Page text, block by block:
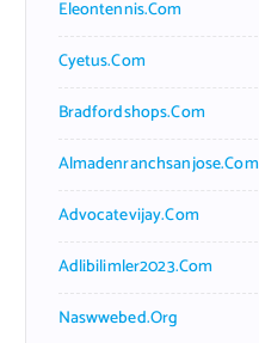
Eleontennis.com
Cyetus.com
Bradfordshops.com
Almadenranchsanjose.com
Advocatevijay.com
Adlibilimler2023.com
Naswwebed.org